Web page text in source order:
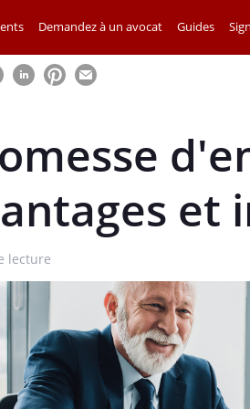
Demandez à un avocat Guides
et
lecture